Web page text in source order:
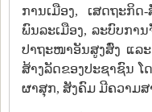
ການເມືອງ, ເສດຖະກິ
ພົນລະເມືອງ, ລະບົບກາ
ປາຖະໜາອັນສູງສົ່ງ ແລ
ສ້າງລັດຂອງປະຊາຊົນ ໂ
ຜາສຸກ, ສັງຄົມ ມີຄວາມສ